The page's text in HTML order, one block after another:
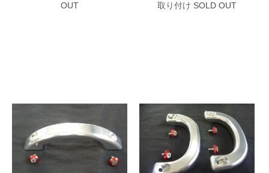
OUT
取り付け SOLD OUT